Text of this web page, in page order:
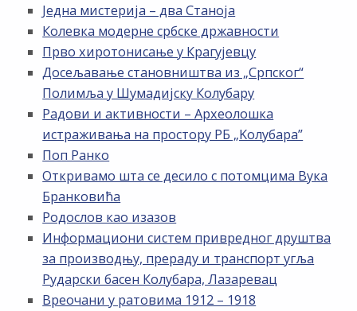
Једна мистерија – два Станоја
Колевка модерне србске државности
Прво хиротонисање у Крагујевцу
Досељавање становништва из „Српског“
Полимља у Шумадијску Колубару
Радови и активности – Археолошка
истраживања на простору РБ „Kолубара”
Поп Ранко
Откривамо шта се десило с потомцима Вука
Бранковића
Родослов као изазов
Информациони систем привредног друштва
за производњу, прераду и транспорт угља
Рударски басен Колубара, Лазаревац
Вреочани у ратовима 1912 – 1918